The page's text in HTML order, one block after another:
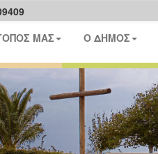
ΜΑΣ Ο ΔΗΜΟΣ